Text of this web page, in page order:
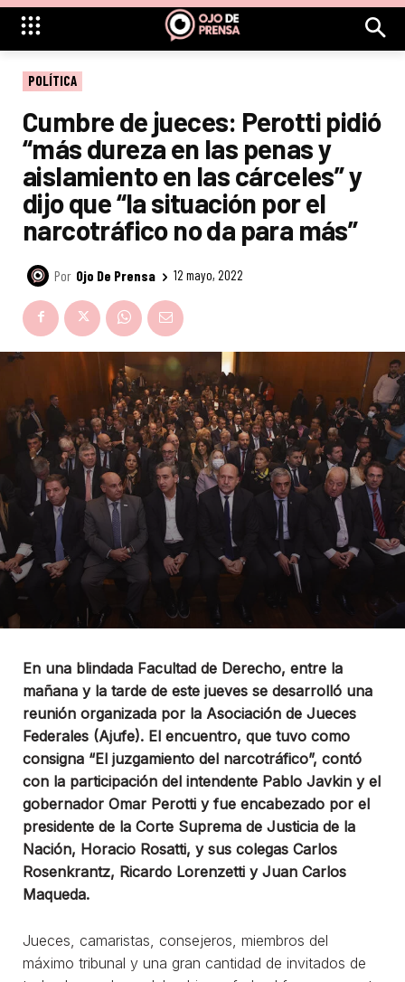
POLÍTICA
Cumbre de jueces: Perotti pidió
“más dureza en las penas y
aislamiento en las cárceles” y
dijo que “la situación por el
narcotráfico no da para más”
Por Ojo De Prensa 12 mayo, 2022
En una blindada Facultad de Derecho, entre la
mañana y la tarde de este jueves se desarrolló una
reunión organizada por la Asociación de Jueces
Federales (Ajufe). El encuentro, que tuvo como
consigna “El juzgamiento del narcotráfico”, contó
con la participación del intendente Pablo Javkin y el
gobernador Omar Perotti y fue encabezado por el
presidente de la Corte Suprema de Justicia de la
Nación, Horacio Rosatti, y sus colegas Carlos
Rosenkrantz, Ricardo Lorenzetti y Juan Carlos
Maqueda.
Jueces, camaristas, consejeros, miembros del
máximo tribunal y una gran cantidad de invitados de